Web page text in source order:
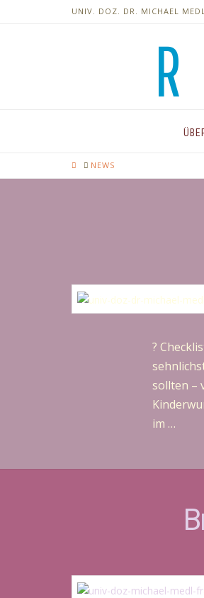
UNIV. DOZ. DR. MICHAEL
HOMENEWS
?
sollten –
im …